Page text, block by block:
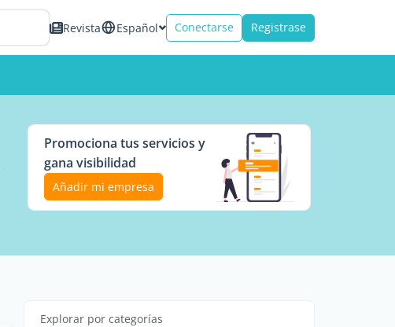
Revista Español Conectarse Registrase
Promociona tus servicios y
gana visibilidad
Añadir mi empresa
Explorar por categorías